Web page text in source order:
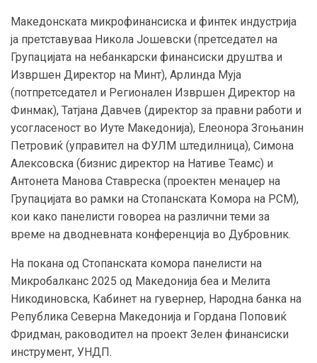
Македонската микрофинансиска и финтек индустрија
ја претставуваа Никола Јошевски (претседател на
Групацијата на небанкарски финансиски друштва и
Извршен Директор на Минт), Арлинда Муја
(потпретседател и Регионален Извршен Директор на
Финмак), Татјана Давчев (директор за правни работи и
усогласеност во Иуте Македонија), Елеонора Згоњанин
Петровиќ (управител на ФУЛМ штедилница), Симона
Алексовска (бизнис директор на Нативе Теамс) и
Антонета Манова Ставреска (проектен менаџер на
Групацијата во рамки на Стопанската Комора на РСМ),
кои како панелисти говореа на различни теми за
време на дводневната конференција во Дубровник.
На покана од Стопанската комора панелисти на
Микробалканс 2025 од Македонија беа и Мелита
Никодиновска, Кабинет на гувернер, Народна банка на
Република Северна Македонија и Гордана Поповиќ
Фридман, раководител на проект Зелен финансиски
инструмент, УНДП.